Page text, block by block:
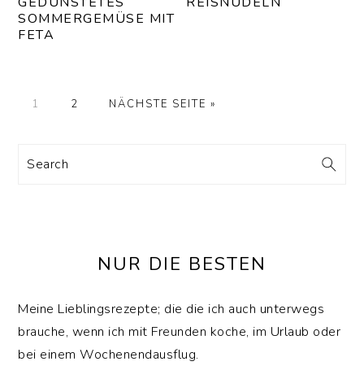
SOMMERGEMÜSE MIT
FETA
SEITE
1 SEITE
2 NÄCHSTE SEITEAUFRUFEN
»
Search
NUR DIE BESTEN
Meine Lieblingsrezepte; die die ich auch unterwegs
brauche, wenn ich mit Freunden koche, im Urlaub oder
bei einem Wochenendausflug.